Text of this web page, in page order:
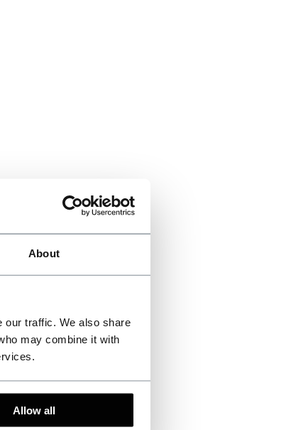
About
our traffic. We also share
may combine it with
Allow all